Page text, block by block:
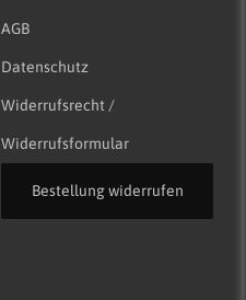
AGB
Datenschutz
Widerrufsrecht /
Widerrufsformular
Bestellung widerrufen